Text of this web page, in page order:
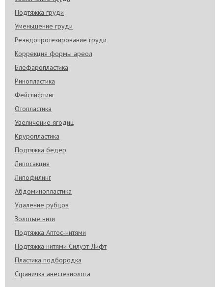
Подтяжка груди
Уменьшение груди
Реэндопротезирование груди
Коррекция формы ареол
Блефаропластика
Ринопластика
Фейслифтинг
Отопластика
Увеличение ягодиц
Круропластика
Подтяжка бедер
Липосакция
Липофилинг
Абдоминопластика
Удаление рубцов
Золотые нити
Подтяжка Аптос-нитями
Подтяжка нитями Силуэт-Лифт
Пластика подбородка
Страничка анестезиолога